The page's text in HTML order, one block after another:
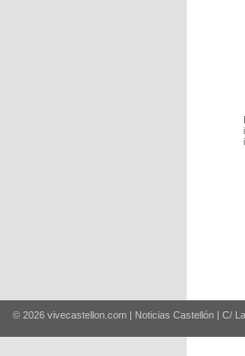
© 2026 vivecastellon.com | Noticias Castellón | C/